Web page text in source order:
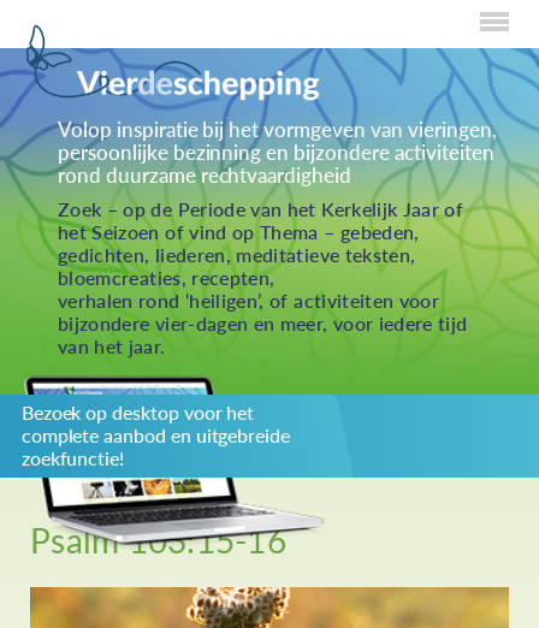
Home
Over Creaties
Over Vieren
Over Eten
Over Activiteiten
Inzenden
Over ons
Privacybeleid
Redactiestatuut
log in
Volop inspiratie bij het vormgeven van vieringen,
persoonlijke bezinning en bijzondere activiteiten
rond duurzame rechtvaardigheid
Zoek – op de Periode van het Kerkelijk Jaar of
het Seizoen of vind op Thema – gebeden,
gedichten, liederen, meditatieve teksten,
bloemcreaties, recepten,
verhalen rond ‘heiligen’, of activiteiten voor
bijzondere vier-dagen en meer, voor iedere tijd
van het jaar.
Bezoek op desktop voor het
complete aanbod en uitgebreide
zoekfunctie!
Psalm 103:15-16